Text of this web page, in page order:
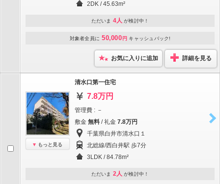
2DK / 45.63m²
ただいま 4人 が検討中！
対象者全員に 50,000 円 キャッシュバック!
お気に入りに追加 詳細を見る
もっと見る
清水口第一住宅
7.8万円
管理費 : －
敷金 無料 / 礼金 7.8万円
千葉県白井市清水口１
北総線/西白井駅 歩7分
3LDK / 84.78m²
ただいま 2人 が検討中！